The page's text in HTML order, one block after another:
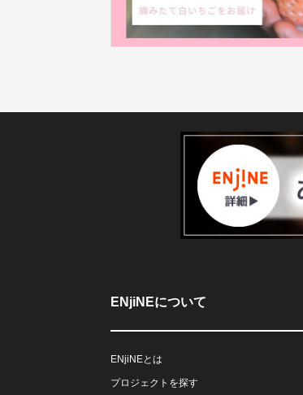
ENjiNEについて
ENjiNEとは
プロジェクトを探す